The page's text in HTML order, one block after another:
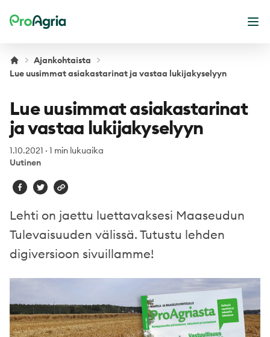
ProAgria
Ajankohtaista
Lue uusimmat asiakastarinat ja vastaa lukijakyselyyn
Lue uusimmat asiakastarinat
ja vastaa lukijakyselyyn
1.10.2021 · 1 min lukuaika
Uutinen
Lehti on jaettu luettavaksesi Maaseudun
Tulevaisuuden välissä. Tutustu lehden
digiversioon sivuillamme!